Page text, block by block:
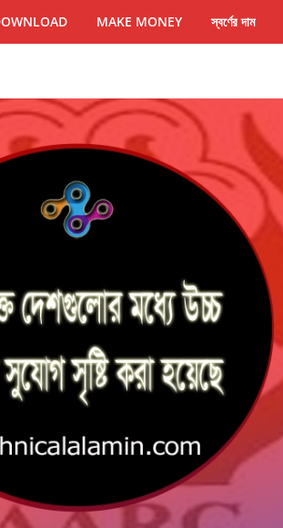
MAKE MONEY স্বর্ণের দাম